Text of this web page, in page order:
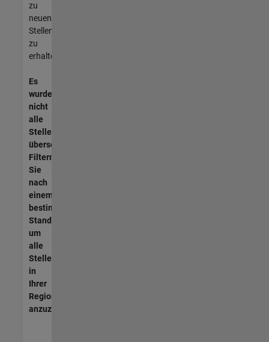
zu
neuen
Stellenangeboten
zu
erhalten.
Es
wurden
nicht
alle
Stellen
übersetzt.
Filtern
Sie
nach
einem
bestimmten
Standort,
um
alle
Stellenangebote
in
Ihrer
Region
anzuzeigen.